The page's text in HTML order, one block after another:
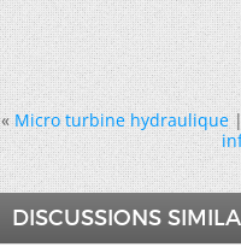
« Micro turbine hydraulique
DISCUSSIONS